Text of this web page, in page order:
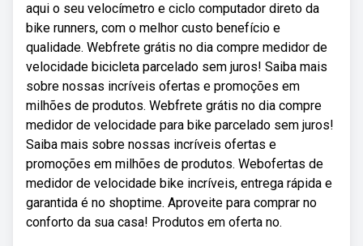
aqui o seu velocímetro e ciclo computador direto da
bike runners, com o melhor custo benefício e
qualidade. Webfrete grátis no dia compre medidor de
velocidade bicicleta parcelado sem juros! Saiba mais
sobre nossas incríveis ofertas e promoções em
milhões de produtos. Webfrete grátis no dia compre
medidor de velocidade para bike parcelado sem juros!
Saiba mais sobre nossas incríveis ofertas e
promoções em milhões de produtos. Webofertas de
medidor de velocidade bike incríveis, entrega rápida e
garantida é no shoptime. Aproveite para comprar no
conforto da sua casa! Produtos em oferta no.